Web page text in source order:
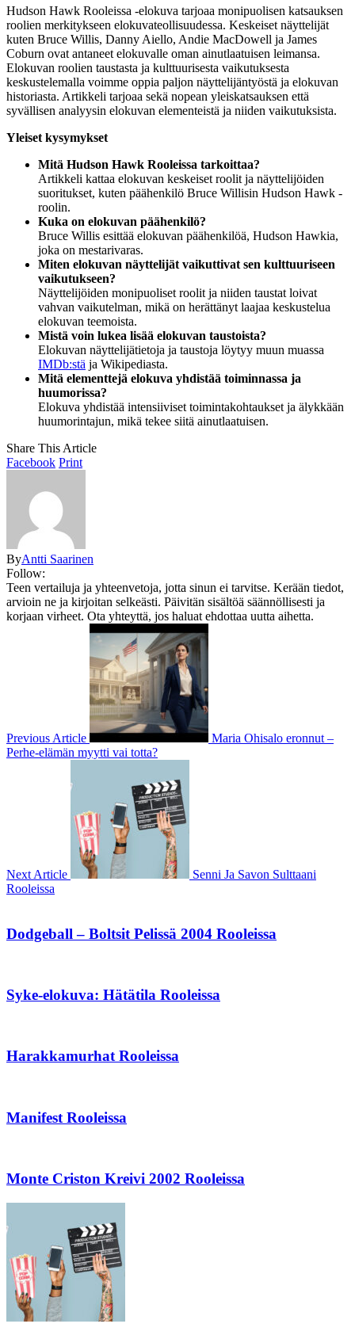
Hudson Hawk Rooleissa -elokuva tarjoaa monipuolisen katsauksen
roolien merkitykseen elokuvateollisuudessa. Keskeiset näyttelijät
kuten Bruce Willis, Danny Aiello, Andie MacDowell ja James
Coburn ovat antaneet elokuvalle oman ainutlaatuisen leimansa.
Elokuvan roolien taustasta ja kulttuurisesta vaikutuksesta
keskustelemalla voimme oppia paljon näyttelijäntyöstä ja elokuvan
historiasta. Artikkeli tarjoaa sekä nopean yleiskatsauksen että
syvällisen analyysin elokuvan elementeistä ja niiden vaikutuksista.
Yleiset kysymykset
Mitä Hudson Hawk Rooleissa tarkoittaa?
Artikkeli kattaa elokuvan keskeiset roolit ja näyttelijöiden
suoritukset, kuten päähenkilö Bruce Willisin Hudson Hawk -
roolin.
Kuka on elokuvan päähenkilö?
Bruce Willis esittää elokuvan päähenkilöä, Hudson Hawkia,
joka on mestarivaras.
Miten elokuvan näyttelijät vaikuttivat sen kulttuuriseen
vaikutukseen?
Näyttelijöiden monipuoliset roolit ja niiden taustat loivat
vahvan vaikutelman, mikä on herättänyt laajaa keskustelua
elokuvan teemoista.
Mistä voin lukea lisää elokuvan taustoista?
Elokuvan näyttelijätietoja ja taustoja löytyy muun muassa
IMDb:stä ja Wikipediasta.
Mitä elementtejä elokuva yhdistää toiminnassa ja
huumorissa?
Elokuva yhdistää intensiiviset toimintakohtaukset ja älykkään
huumorintajun, mikä tekee siitä ainutlaatuisen.
Share This Article
Facebook Print
ByAntti Saarinen
Follow:
Teen vertailuja ja yhteenvetoja, jotta sinun ei tarvitse. Kerään tiedot,
arvioin ne ja kirjoitan selkeästi. Päivitän sisältöä säännöllisesti ja
korjaan virheet. Ota yhteyttä, jos haluat ehdottaa uutta aihetta.
Previous Article
Maria Ohisalo eronnut –
Perhe-elämän myytti vai totta?
Next Article
Senni Ja Savon Sulttaani
Rooleissa
Dodgeball – Boltsit Pelissä 2004 Rooleissa
Syke-elokuva: Hätätila Rooleissa
Harakkamurhat Rooleissa
Manifest Rooleissa
Monte Criston Kreivi 2002 Rooleissa